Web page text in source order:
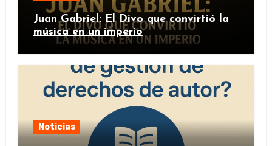
Juan Gabriel: El Divo que convirtió la
música en un imperio
Noticias